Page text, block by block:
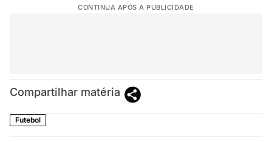
CONTINUA APÓS A PUBLICIDADE
Compartilhar matéria
Futebol